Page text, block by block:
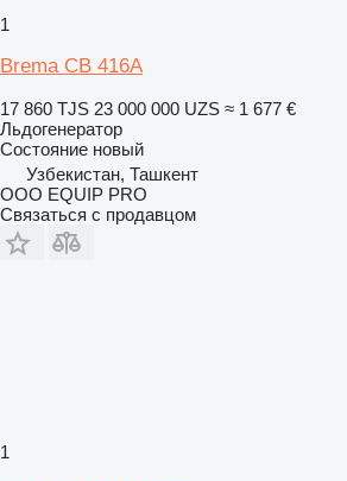
1
Brema CB 416A
17 860 TJS 23 000 000 UZS ≈ 1 677 €
Льдогенератор
Состояние новый
Узбекистан, Ташкент
OOO EQUIP PRO
Связаться с продавцом
1